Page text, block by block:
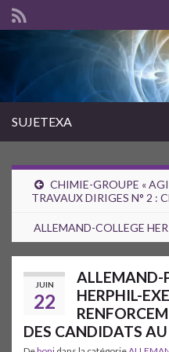
SUJETEXA
CHIMIE-GROUPE «
TRAVAUX DIRIGES N° 2 :
ALLEMAND-COLLEGE
JUIN
22
ALLEMAND-
HERPHIL-
DES CANDIDATS